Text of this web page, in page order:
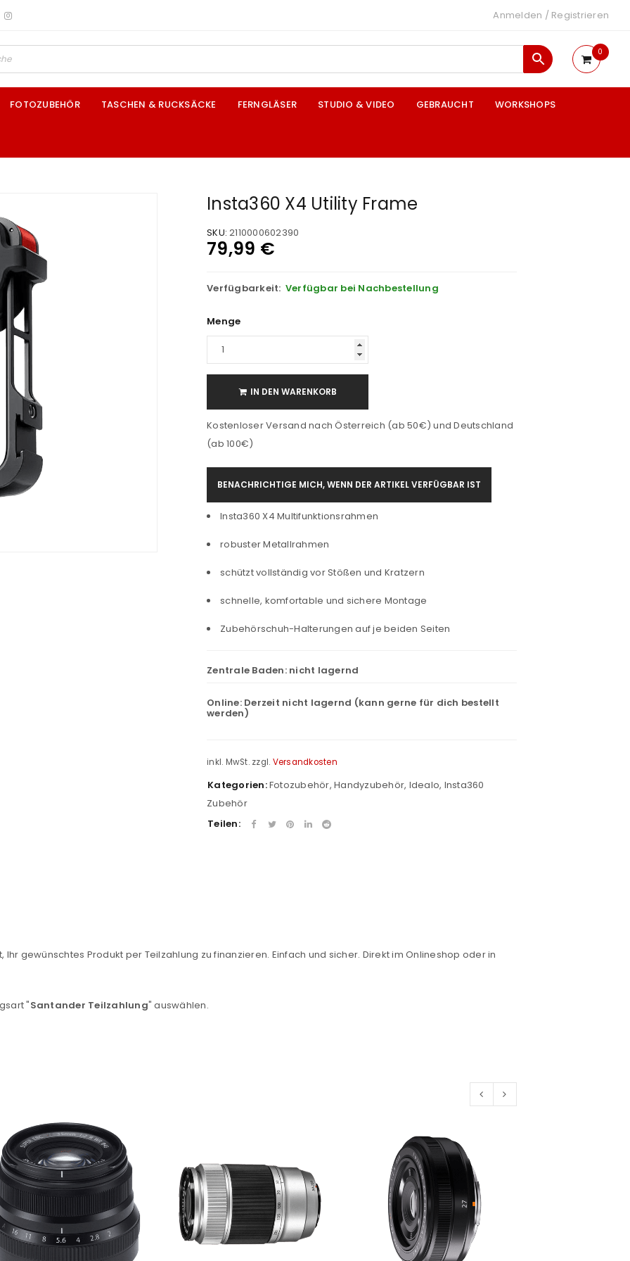
durch
REGISTRIEREN
Anmelden / Registrieren
0
FOTOZUBEHÖR TASCHEN & RUCKSÄCKE FERNGLÄSER STUDIO & VIDEO GEBRAUCHT WORKSHOPS
Insta360 X4 Utility Frame
SKU: 2110000602390
79,99 €
Verfügbarkeit: Verfügbar bei Nachbestellung
Menge
IN DEN WARENKORB
Kostenloser Versand nach Österreich (ab 50€) und Deutschland
(ab 100€)
BENACHRICHTIGE MICH, WENN DER ARTIKEL VERFÜGBAR IST
Insta360 X4 Multifunktionsrahmen
robuster Metallrahmen
schützt vollständig vor Stößen und Kratzern
schnelle, komfortable und sichere Montage
Zubehörschuh-Halterungen auf je beiden Seiten
Zentrale Baden: nicht lagernd
Online: Derzeit nicht lagernd (kann gerne für dich bestellt
werden)
inkl. MwSt. zzgl. Versandkosten
Kategorien:Fotozubehör, Handyzubehör, Idealo, Insta360
Zubehör
Teilen:
gewünschtes Produkt per Teilzahlung zu finanzieren. Einfach und sicher. Direkt im Onlineshop oder in
"Santander Teilzahlung" auswählen.